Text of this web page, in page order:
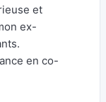
et
ex-
en co-